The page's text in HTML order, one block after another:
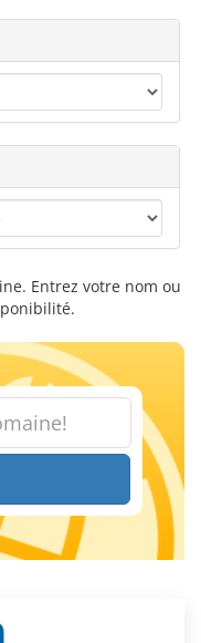
Entrez votre nom ou